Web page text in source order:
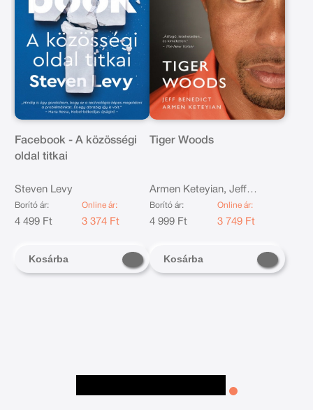
Facebook - A közösségi
oldal titkai
Steven Levy
Borító ár:
4 499 Ft
Online ár:
3 374 Ft
Kosárba
Tiger Woods
Armen Keteyian, Jeff
Benedict
Borító ár:
4 999 Ft
Online ár:
3 749 Ft
Kosárba